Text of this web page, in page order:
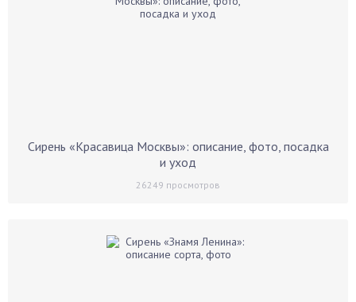
Сирень «Красавица Москвы»: описание, фото, посадка
и уход
26249 просмотров